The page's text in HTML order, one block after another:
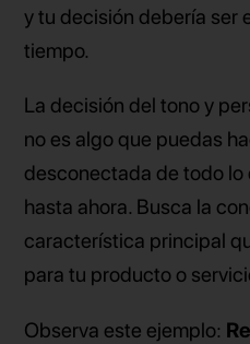
y tu decisión debería ser
tiempo.
La decisión del tono y
no es algo que puedas
desconectada de todo
hasta ahora. Busca la
característica principal
para tu producto o
Observa este ejemplo: